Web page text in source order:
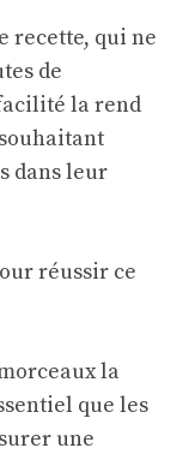
recette, qui ne
de
la rend
dans leur
réussir ce
la
que les
une